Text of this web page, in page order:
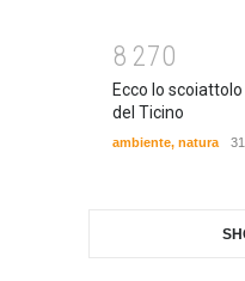
8 270
Ecco lo
del Ticino
ambiente, natura